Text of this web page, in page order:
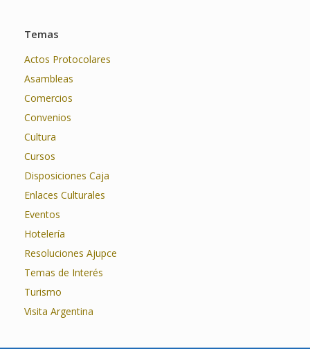
Temas
Actos Protocolares
Asambleas
Comercios
Convenios
Cultura
Cursos
Disposiciones Caja
Enlaces Culturales
Eventos
Hotelería
Resoluciones Ajupce
Temas de Interés
Turismo
Visita Argentina